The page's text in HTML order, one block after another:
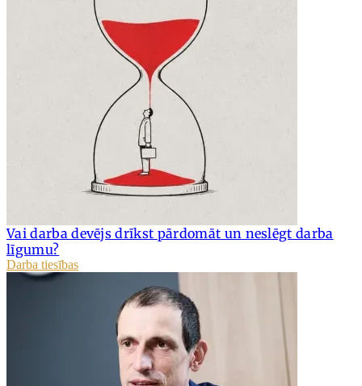
Vai darba devējs drīkst pārdomāt un neslēgt darba
līgumu?
Darba tiesības